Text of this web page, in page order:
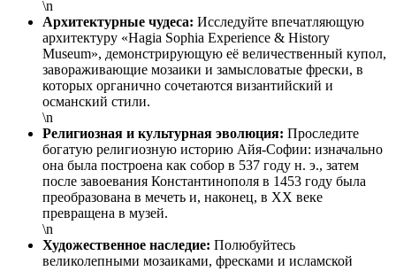
\n
Архитектурные чудеса: Исследуйте впечатляющую
архитектуру «Hagia Sophia Experience & History
Museum», демонстрирующую её величественный купол,
завораживающие мозаики и замысловатые фрески, в
которых органично сочетаются византийский и
османский стили.
\n
Религиозная и культурная эволюция: Проследите
богатую религиозную историю Айя-Софии: изначально
она была построена как собор в 537 году н. э., затем
после завоевания Константинополя в 1453 году была
преобразована в мечеть и, наконец, в XX веке
превращена в музей.
\n
Художественное наследие: Полюбуйтесь
великолепными мозаиками, фресками и исламской